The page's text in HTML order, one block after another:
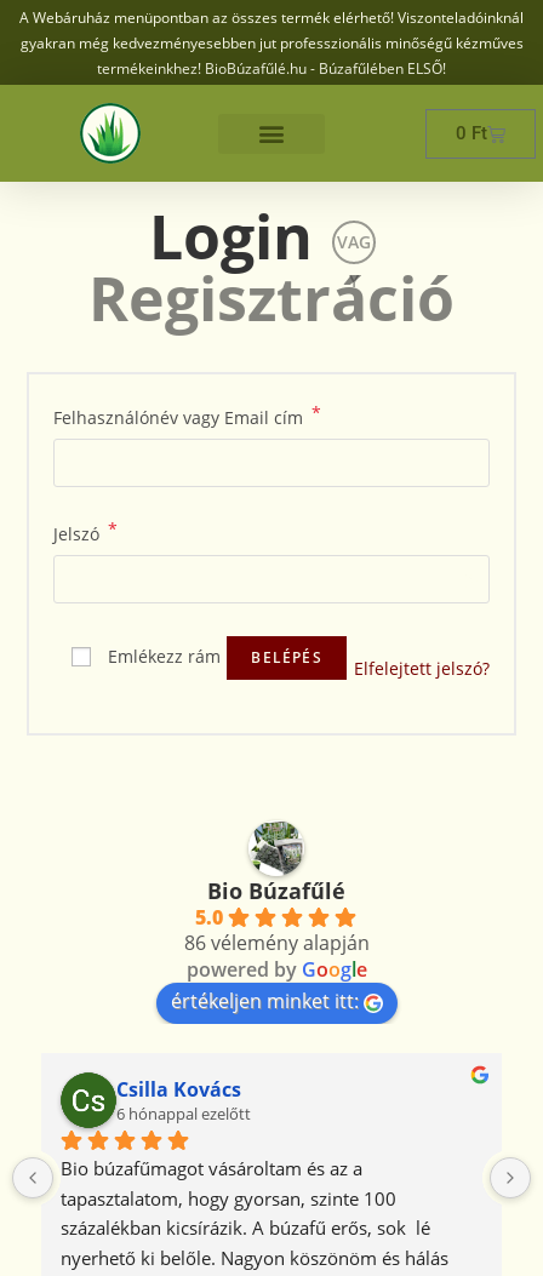
A Webáruház menüpontban az összes termék elérhető! Viszonteladóinknál
gyakran még kedvezményesebben jut professzionális minőségű kézműves
termékeinkhez! BioBúzafűlé.hu - Búzafűlében ELSŐ!
0 Ft
Login
VAG
Y
Regisztráció
Felhasználónév vagy Email cím *
Jelszó *
Emlékezz rám BELÉPÉS Elfelejtett jelszó?
Bio Búzafűlé
5.0
86 vélemény alapján
powered by Google
értékeljen minket itt:
Csilla Kovács
6 hónappal ezelőtt
Bio búzafűmagot vásároltam és az a
tapasztalatom, hogy gyorsan, szinte 100
százalékban kicsírázik. A búzafű erős, sok  lé
nyerhető ki belőle. Nagyon köszönöm és hálás